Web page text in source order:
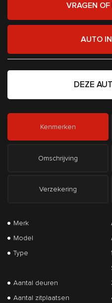
VRAGEN OF
AUTO
DEZE
Kenmerken
Omschrijving
Verzekering
Merk
Model
Type
Aantal deuren
Aantal zitplaatsen